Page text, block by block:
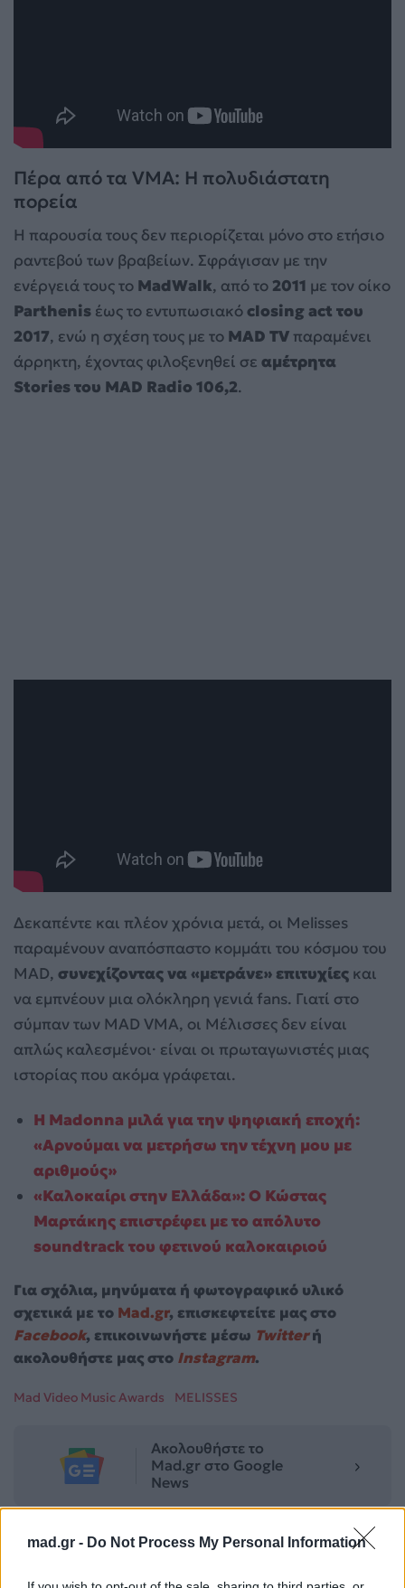
mad.gr - Do Not Process My Personal Information
Πέρα από τα VMA: Η πολυδιάστατη
πορεία
Η παρουσία τους δεν περιορίζεται μόνο στο ετήσιο
ραντεβού των βραβείων. Σφράγισαν με την
ενέργειά τους το MadWalk, από το 2011 με τον οίκο
Parthenis έως το εντυπωσιακόclosing act του
2017, ενώ η σχέση τους με το MAD TV παραμένει
άρρηκτη, έχοντας φιλοξενηθεί σε αμέτρητα
Stories του MAD Radio 106,2.
Δεκαπέντε και πλέον χρόνια μετά, οι Melisses
παραμένουν αναπόσπαστο κομμάτι του κόσμου του
MAD, συνεχίζοντας να «μετράνε» επιτυχίες και
να εμπνέουν μια ολόκληρη γενιά fans. Γιατί στο
σύμπαν των MAD VMA, οι Μέλισσες δεν είναι
απλώς καλεσμένοι· είναι οι πρωταγωνιστές μιας
ιστορίας που ακόμα γράφεται.
Η Madonna μιλά για την ψηφιακή εποχή:
«Αρνούμαι να μετρήσω την τέχνη μου με
αριθμούς»
«Καλοκαίρι στην Eλλάδα»: Ο Κώστας
Μαρτάκης επιστρέφει με το απόλυτο
soundtrack του φετινού καλοκαιριού
Για σχόλια, μηνύματα ή φωτογραφικό υλικό
σχετικά με το Mad.gr, επισκεφτείτε μας στο
Facebook, επικοινωνήστε μέσω Twitterή
ακολουθήστε μας στο Instagram.
Mad Video Music Awards MELISSES
Ακολουθήστε το
Mad.gr στο Google
News
Ακολουθήστε το
Mad.gr στο MSN